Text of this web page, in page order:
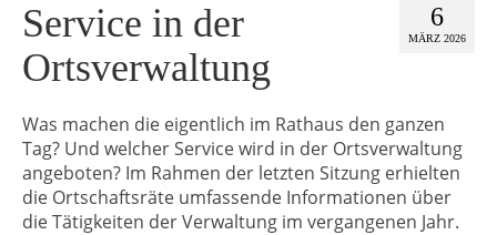
6
MÄRZ 2026
Service in der
Ortsverwaltung
Was machen die eigentlich im Rathaus den ganzen
Tag? Und welcher Service wird in der Ortsverwaltung
angeboten? Im Rahmen der letzten Sitzung erhielten
die Ortschaftsräte umfassende Informationen über
die Tätigkeiten der Verwaltung im vergangenen Jahr.